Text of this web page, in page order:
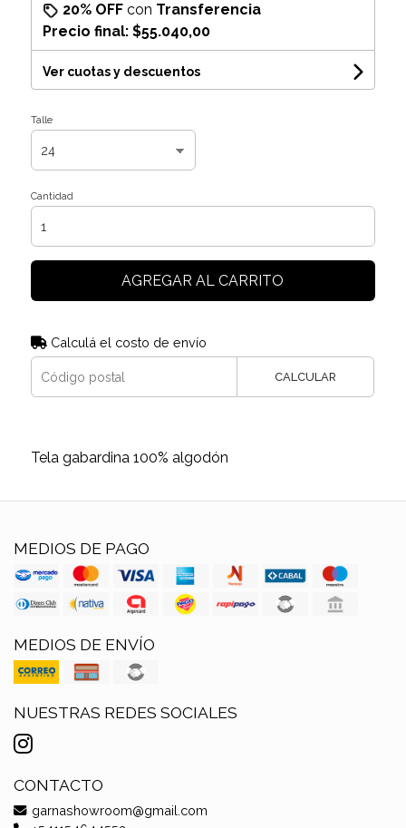
20% OFFcon Transferencia
Precio final: $55.040,00
Ver cuotas y descuentos
Talle
Cantidad
AGREGAR AL CARRITO
Calculá el costo de envío
CALCULAR
Tela gabardina 100% algodón
MEDIOS DE PAGO
MEDIOS DE ENVÍO
NUESTRAS REDES SOCIALES
CONTACTO
garnashowroom@gmail.com